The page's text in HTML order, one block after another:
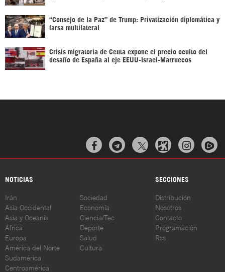
“Consejo de la Paz” de Trump: Privatización diplomática y
farsa multilateral
Crisis migratoria de Ceuta expone el precio oculto del
desafío de España al eje EEUU-Israel-Marruecos
  
NOTICIAS SECCIONES
Irán
Asia Occidental
Asia y Oceanía
África
Europa
América del Norte
Sudamérica
Centroamérica
Sociedad
Economía
Ciencia/Tec
Deporte
Salud
Cultura
Distribución
Nosotros
Contacto
Programación
Rss